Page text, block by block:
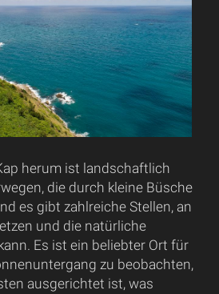
herum ist landschaftlich
die durch kleine Büsche
es gibt zahlreiche Stellen, an
und die natürliche
Es ist ein beliebter Ort für
zu beobachten,
ausgerichtet ist, was